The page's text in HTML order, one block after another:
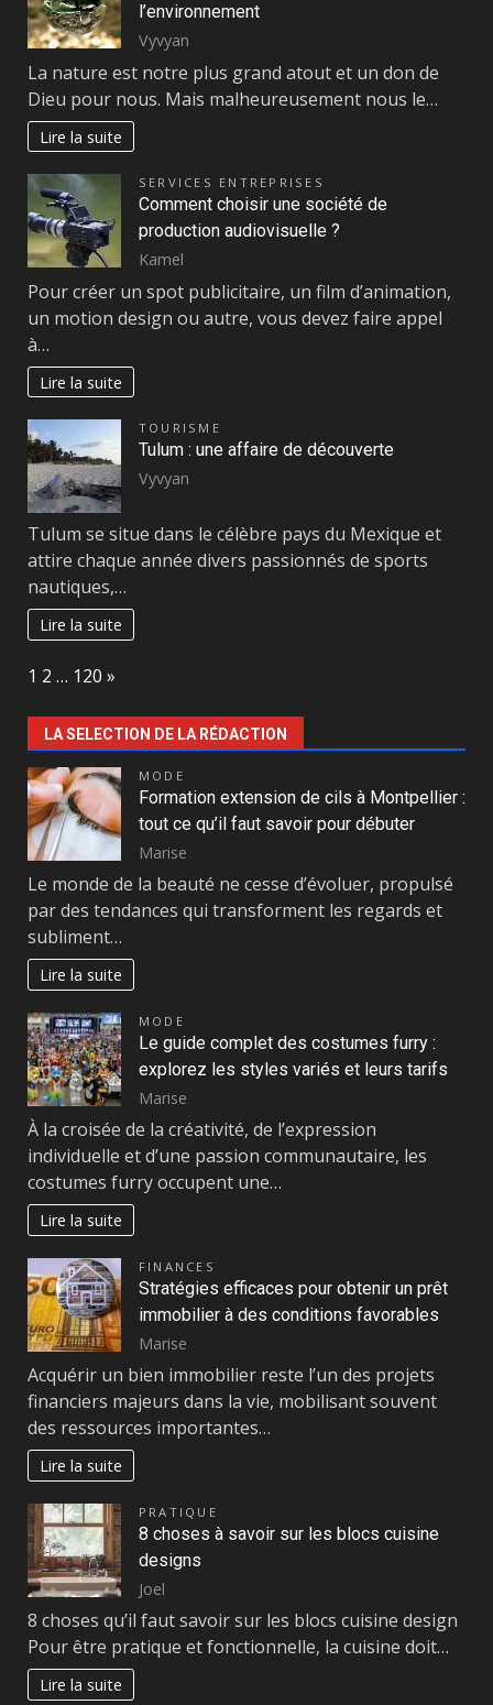
l’environnement
Vyvyan
La nature est notre plus grand atout et un don de
Dieu pour nous. Mais malheureusement nous le…
Lire la suite
SERVICES ENTREPRISES
Comment choisir une société de
production audiovisuelle ?
Kamel
Pour créer un spot publicitaire, un film d’animation,
un motion design ou autre, vous devez faire appel
à…
Lire la suite
TOURISME
Tulum : une affaire de découverte
Vyvyan
Tulum se situe dans le célèbre pays du Mexique et
attire chaque année divers passionnés de sports
nautiques,…
Lire la suite
Page:
1 2 … 120 Next
»
LA SELECTION DE LA RÉDACTION
MODE
Formation extension de cils à Montpellier :
tout ce qu’il faut savoir pour débuter
Marise
Le monde de la beauté ne cesse d’évoluer, propulsé
par des tendances qui transforment les regards et
subliment…
Lire la suite
MODE
Le guide complet des costumes furry :
explorez les styles variés et leurs tarifs
Marise
À la croisée de la créativité, de l’expression
individuelle et d’une passion communautaire, les
costumes furry occupent une…
Lire la suite
FINANCES
Stratégies efficaces pour obtenir un prêt
immobilier à des conditions favorables
Marise
Acquérir un bien immobilier reste l’un des projets
financiers majeurs dans la vie, mobilisant souvent
des ressources importantes…
Lire la suite
PRATIQUE
8 choses à savoir sur les blocs cuisine
designs
Joel
8 choses qu’il faut savoir sur les blocs cuisine design
Pour être pratique et fonctionnelle, la cuisine doit…
Lire la suite